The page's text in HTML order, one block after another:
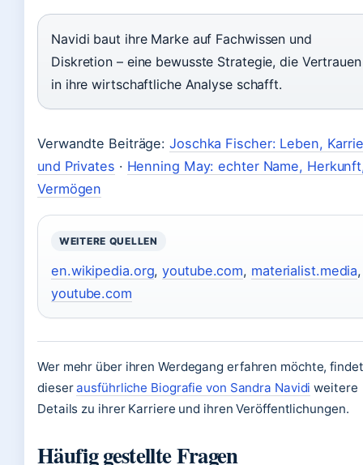
Navidi baut ihre Marke auf Fachwissen und
Diskretion – eine bewusste Strategie, die Vertrauen
in ihre wirtschaftliche Analyse schafft.
Verwandte Beiträge: Joschka Fischer: Leben,
und Privates · Henning May: echter Name,
Vermögen
WEITERE QUELLEN
en.wikipedia.org,youtube.com, materialist.media,
youtube.com
Wer mehr über ihren Werdegang erfahren möchte,
dieserausführliche Biografie von Sandra Navidi weitere
Details zu ihrer Karriere und ihren Veröffentlichungen.
Häufig gestellte Fragen